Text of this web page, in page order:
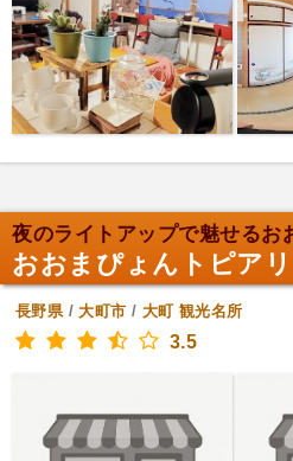
夜のライトアップで魅せるお
おおまぴょんトピア
長野県/大町市 / 大町 観光名所
3.5